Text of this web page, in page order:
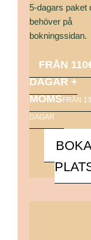
5-dagars paket
behöver på
bokningssidan.
FRÅN
DAGAR +
MOMSFRÅN
DAGAR